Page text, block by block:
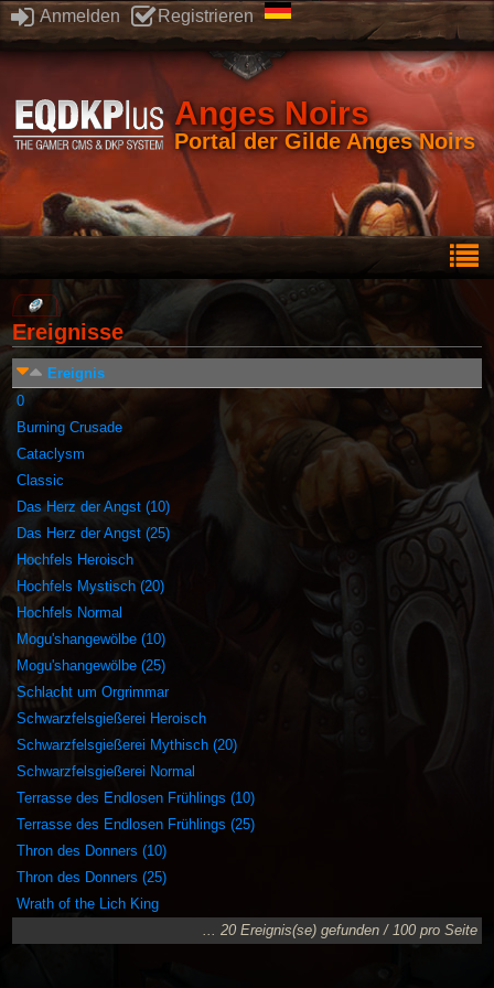
Anmelden Registrieren
Anges Noirs
Portal der Gilde Anges Noirs
Ereignisse
Ereignis
0
Burning Crusade
Cataclysm
Classic
Das Herz der Angst (10)
Das Herz der Angst (25)
Hochfels Heroisch
Hochfels Mystisch (20)
Hochfels Normal
Mogu'shangewölbe (10)
Mogu'shangewölbe (25)
Schlacht um Orgrimmar
Schwarzfelsgießerei Heroisch
Schwarzfelsgießerei Mythisch (20)
Schwarzfelsgießerei Normal
Terrasse des Endlosen Frühlings (10)
Terrasse des Endlosen Frühlings (25)
Thron des Donners (10)
Thron des Donners (25)
Wrath of the Lich King
... 20 Ereignis(se) gefunden / 100 pro Seite